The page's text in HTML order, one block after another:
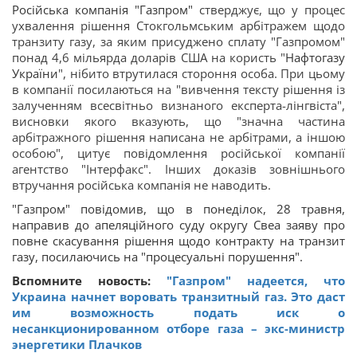
Російська компанія "Газпром" стверджує, що у процес
ухвалення рішення Стокгольмським арбітражем щодо
транзиту газу, за яким присуджено сплату "Газпромом"
понад 4,6 мільярда доларів США на користь "Нафтогазу
України", нібито втрутилася стороння особа. При цьому
в компанії посилаються на "вивчення тексту рішення із
залученням всесвітньо визнаного експерта-лінгвіста",
висновки якого вказують, що "значна частина
арбітражного рішення написана не арбітрами, а іншою
особою", цитує повідомлення російської компанії
агентство "Інтерфакс". Інших доказів зовнішнього
втручання російська компанія не наводить.
"Газпром" повідомив, що в понеділок, 28 травня,
направив до апеляційного суду округу Свеа заяву про
повне скасування рішення щодо контракту на транзит
газу, посилаючись на "процесуальні порушення".
Вспомните новость: "Газпром" надеется, что
Украина начнет воровать транзитный газ. Это даст
им возможность подать иск о
несанкционированном отборе газа – экс-министр
энергетики Плачков